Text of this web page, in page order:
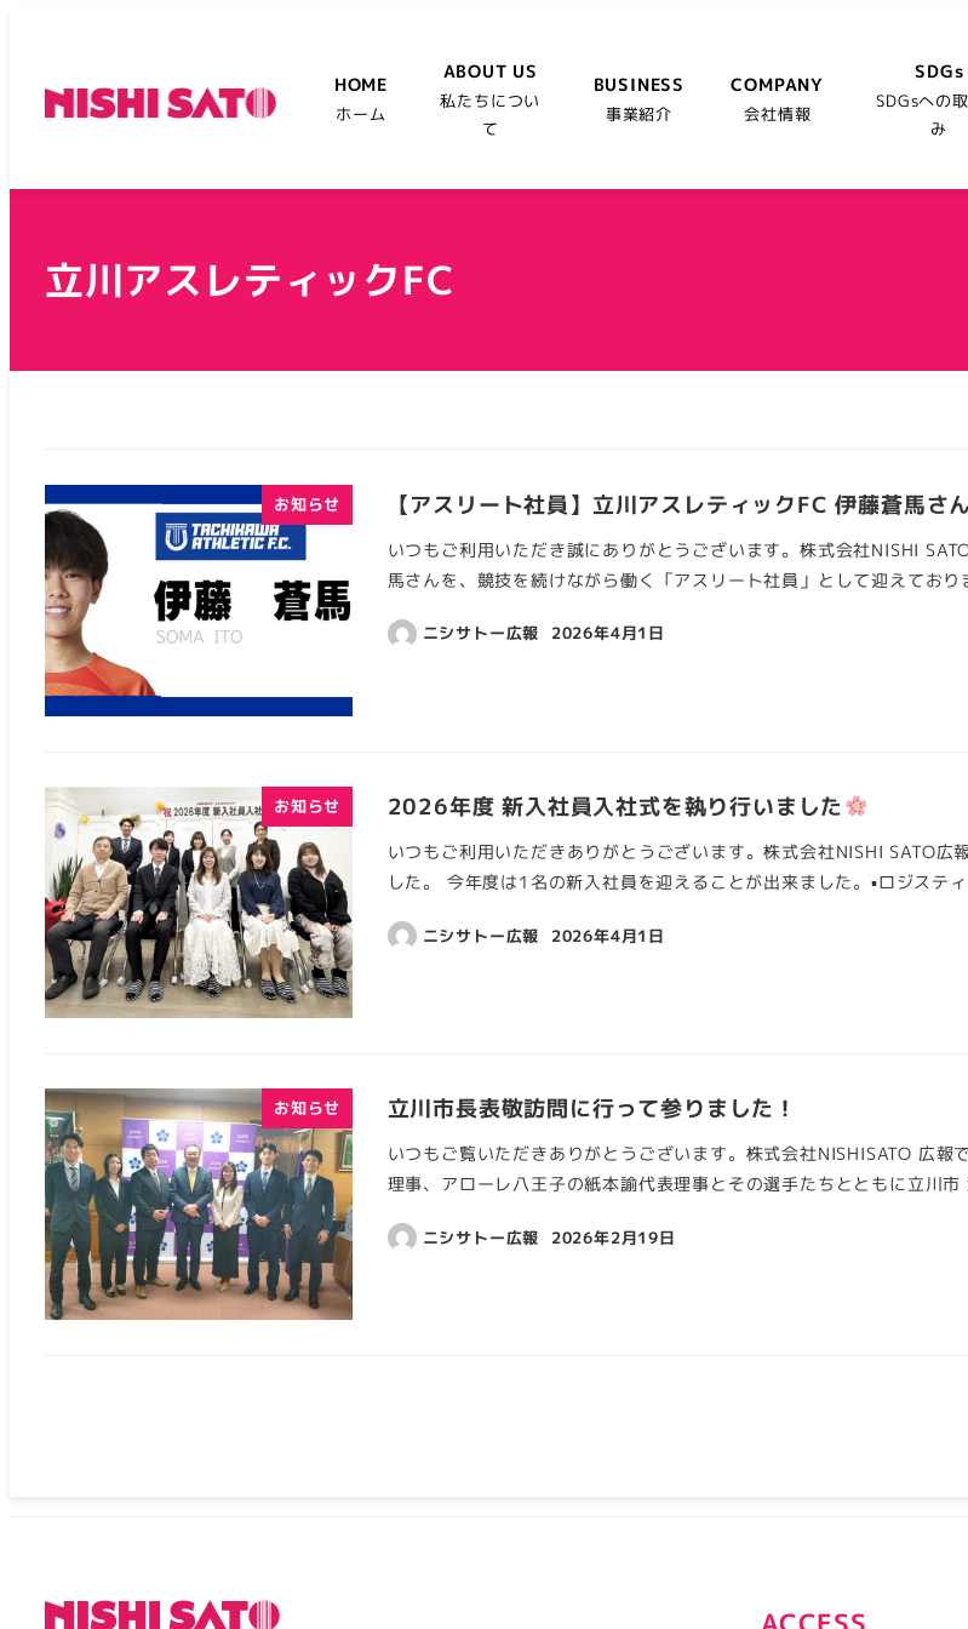
HOME
ホーム
ABOUT US
私たちについ
て
BUSINESS
事業紹介
COMPANY
会社情報
SDGs
SDGsへの
み
立川アスレティックFC
お知らせ 【アスリート社員】立川アスレティックFC 伊藤蒼馬さ
いつもご利用いただき誠にありがとうございます。株式会社NISHI
馬さんを、競技を続けながら働く「アスリート社員」として迎えており
ニシサトー広報 2026年4月1日
お知らせ 2026年度 新入社員入社式を執り行いました
いつもご利用いただきありがとうございます。株式会社NISHI SATO広
した。 今年度は1名の新入社員を迎えることが出来ました。▪ロジステ
ニシサトー広報 2026年4月1日
お知らせ 立川市長表敬訪問に行って参りました！
いつもご覧いただきありがとうございます。株式会社NISHISATO 広
理事、アローレ八王子の紙本諭代表理事とその選手たちとともに立川
ニシサトー広報 2026年2月19日